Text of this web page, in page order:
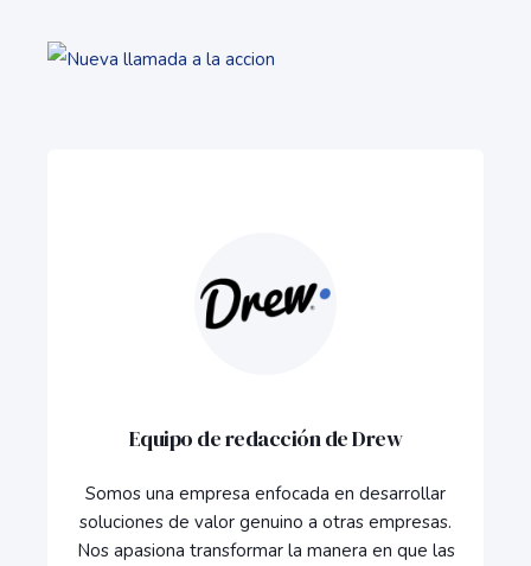
Equipo de redacción de Drew
Somos una empresa enfocada en desarrollar
soluciones de valor genuino a otras empresas.
Nos apasiona transformar la manera en que las